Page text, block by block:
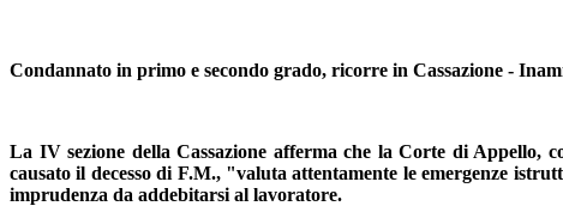
Condannato in primo e secondo grado, ricorre in Cassazione -
La IV sezione della Cassazione afferma che la Corte di Appello,
causato il decesso di F.M., "valuta attentamente le emergenze
imprudenza da addebitarsi al lavoratore.